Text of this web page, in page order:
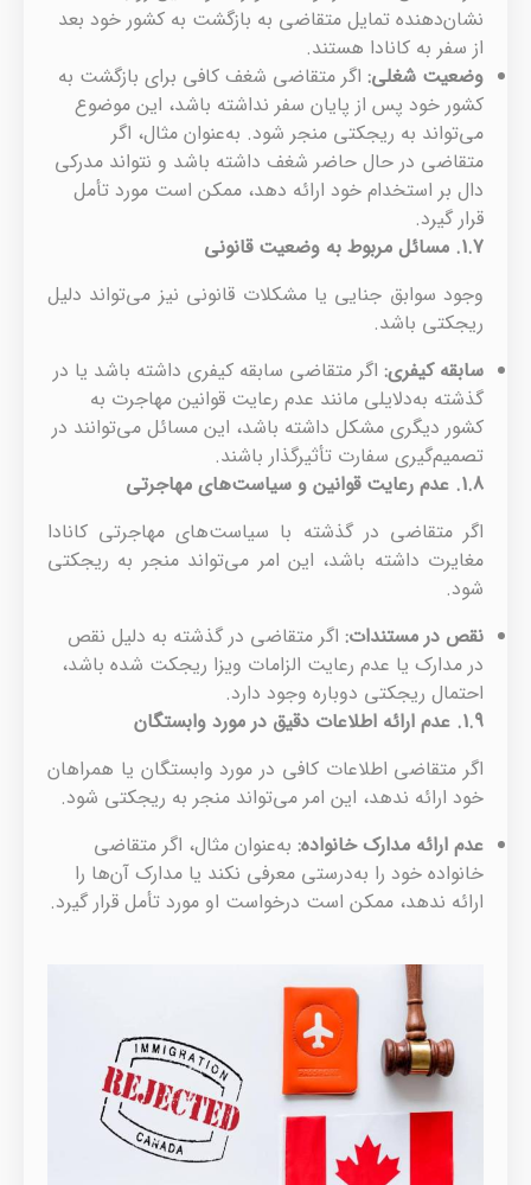
نشان‌دهنده تمایل متقاضی به بازگشت به کشور خود بعد
از سفر به کانادا هستند.
وضعیت شغلی: اگر متقاضی شغف کافی برای بازگشت به
کشور خود پس از پایان سفر نداشته باشد، این موضوع
می‌تواند به ریجکتی منجر شود. به‌عنوان مثال، اگر
متقاضی در حال حاضر شغف داشته باشد و نتواند مدرکی
دال بر استخدام خود ارائه دهد، ممکن است مورد تأمل
قرار گیرد.
1.7. مسائل مربوط به وضعیت قانونی
وجود سوابق جنایی یا مشکلات قانونی نیز می‌تواند دلیل
ریجکتی باشد.
سابقه کیفری: اگر متقاضی سابقه کیفری داشته باشد یا در
گذشته به‌دلایلی مانند عدم رعایت قوانین مهاجرت به
کشور دیگری مشکل داشته باشد، این مسائل می‌توانند در
تصمیم‌گیری سفارت تأثیرگذار باشند.
1.8. عدم رعایت قوانین و سیاست‌های مهاجرتی
اگر متقاضی در گذشته با سیاست‌های مهاجرتی کانادا
مغایرت داشته باشد، این امر می‌تواند منجر به ریجکتی
شود.
نقص در مستندات: اگر متقاضی در گذشته به دلیل نقص
در مدارک یا عدم رعایت الزامات ویزا ریجکت شده باشد،
احتمال ریجکتی دوباره وجود دارد.
1.9. عدم ارائه اطلاعات دقیق در مورد وابستگان
اگر متقاضی اطلاعات کافی در مورد وابستگان یا همراهان
خود ارائه ندهد، این امر می‌تواند منجر به ریجکتی شود.
عدم ارائه مدارک خانواده: به‌عنوان مثال، اگر متقاضی
خانواده خود را به‌درستی معرفی نکند یا مدارک آن‌ها را
ارائه ندهد، ممکن است درخواست او مورد تأمل قرار گیرد.